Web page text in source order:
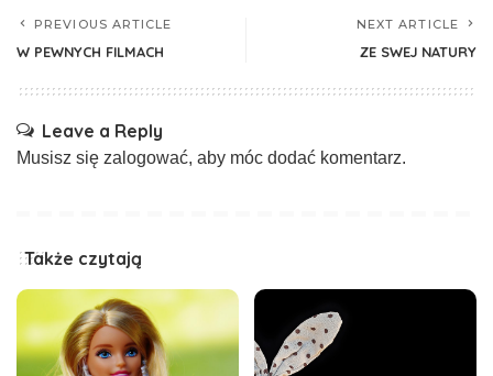
PREVIOUS ARTICLE
W PEWNYCH FILMACH
NEXT ARTICLE
ZE SWEJ NATURY
Leave a Reply
Musisz się zalogować, aby móc dodać komentarz.
Także czytają